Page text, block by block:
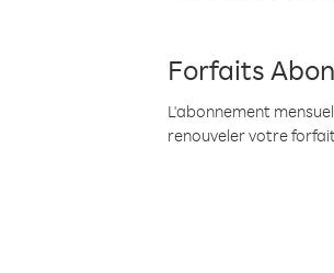
Forfaits
L'abonnement
renouveler votre